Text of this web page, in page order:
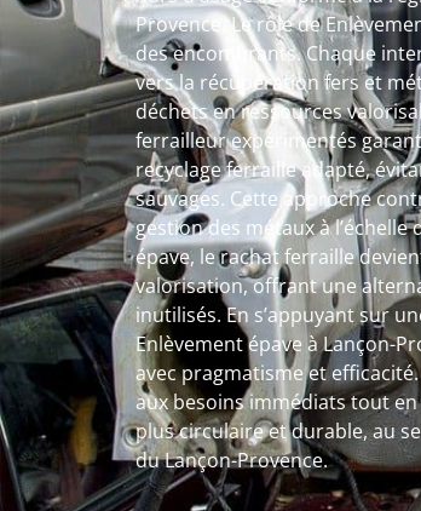
Provence. Le rôle de
des encombrants. Chaque
vers la récupération fers et
déchets en ressources
ferrailleur expérimentés
recyclage ferraille adapté,
sauvages. Cette approche
gestion des métaux à
épave, le rachat ferraille
valorisation, offrant une
inutilisés. En s’appuyant sur
Enlèvement épave à Lançon-
avec pragmatisme et
aux besoins immédiats tout
plus circulaire et durable, au
du Lançon-Provence.